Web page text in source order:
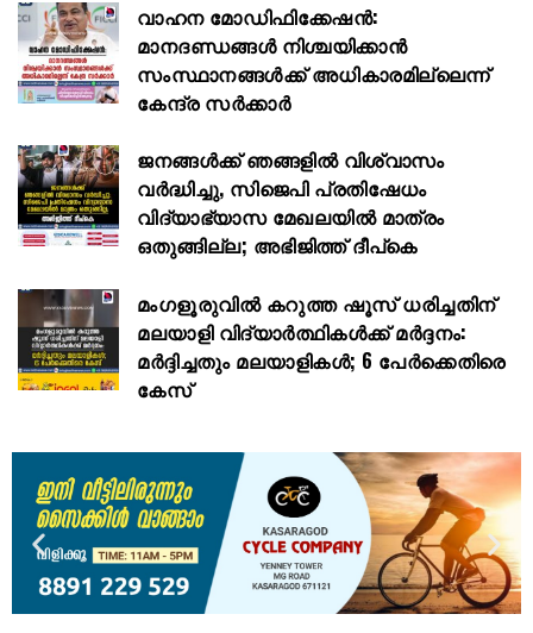
വാഹന മോഡിഫിക്കേഷൻ:
മാനദണ്ഡങ്ങൾ നിശ്ചയിക്കാൻ
സംസ്ഥാനങ്ങൾക്ക് അധികാരമില്ലെന്ന്
കേന്ദ്ര സർക്കാർ
ജനങ്ങൾക്ക് ഞങ്ങളിൽ വിശ്വാസം
വർദ്ധിച്ചു, സിജെപി പ്രതിഷേധം
വിദ്യാഭ്യാസ മേഖലയിൽ മാത്രം
ഒതുങ്ങില്ല; അഭിജിത്ത് ദീപ്കെ
മംഗളൂരുവിൽ കറുത്ത ഷൂസ് ധരിച്ചതിന്
മലയാളി വിദ്യാർത്ഥികൾക്ക് മർദ്ദനം:
മർദ്ദിച്ചതും മലയാളികൾ; 6 പേർക്കെതിരെ
കേസ്